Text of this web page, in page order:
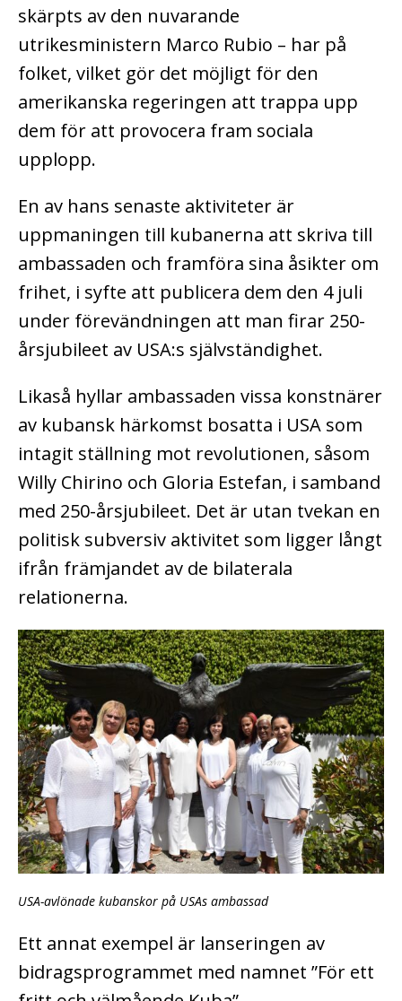
skärpts av den nuvarande
utrikesministern Marco Rubio – har på
folket, vilket gör det möjligt för den
amerikanska regeringen att trappa upp
dem för att provocera fram sociala
upplopp.
En av hans senaste aktiviteter är
uppmaningen till kubanerna att skriva till
ambassaden och framföra sina åsikter om
frihet, i syfte att publicera dem den 4 juli
under förevändningen att man firar 250-
årsjubileet av USA:s självständighet.
Likaså hyllar ambassaden vissa konstnärer
av kubansk härkomst bosatta i USA som
intagit ställning mot revolutionen, såsom
Willy Chirino och Gloria Estefan, i samband
med 250-årsjubileet. Det är utan tvekan en
politisk subversiv aktivitet som ligger långt
ifrån främjandet av de bilaterala
relationerna.
USA-avlönade kubanskor på USAs ambassad
Ett annat exempel är lanseringen av
bidragsprogrammet med namnet ”För ett